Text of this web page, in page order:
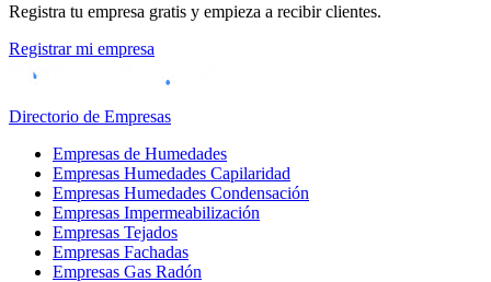
Registra tu empresa gratis y empieza a recibir clientes.
Registrar mi empresa
Directorio de Empresas
Empresas de Humedades
Empresas Humedades Capilaridad
Empresas Humedades Condensación
Empresas Impermeabilización
Empresas Tejados
Empresas Fachadas
Empresas Gas Radón